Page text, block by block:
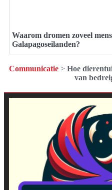
Waarom dromen zoveel
Galapagoseilanden?
Communicatie > Hoe
van